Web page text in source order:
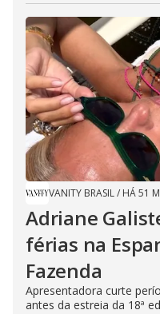
VANITY BRASIL/ HÁ 51
Adriane
férias na
Fazenda
Apresentadora curte
antes da estreia da 18ª